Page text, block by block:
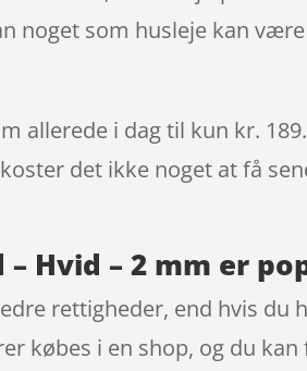
noget som husleje kan
allerede i dag til kun kr.
det ikke noget at få
– Hvid – 2 mm er
rettigheder, end hvis du
købes i en shop, og du